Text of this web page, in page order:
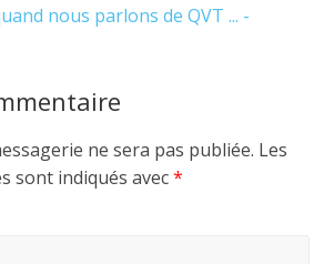
nous parlons de QVT ... -
ne sera pas publiée. Les
sont indiqués avec*